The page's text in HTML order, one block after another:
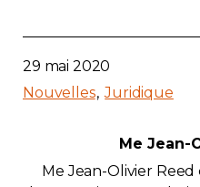
Zone Membres
Français
29 mai 2020
Nouvelles Juridique
Me Jean-
Me Jean-Olivier